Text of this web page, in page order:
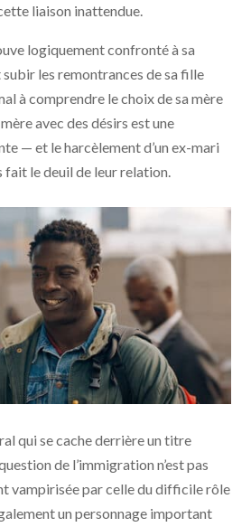
liaison inattendue.
logiquement confronté à sa
les remontrances de sa fille
à comprendre le choix de sa mère
avec des désirs est une
— et le harcèlement d’un ex-mari
fait le deuil de leur relation.
qui se cache derrière un titre
de l’immigration n’est pas
vampirisée par celle du difficile rôle
un personnage important